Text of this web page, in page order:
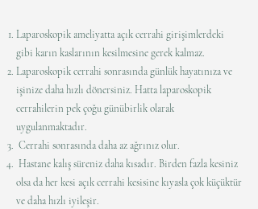
Laparoskopik ameliyatta açık cerrahi girişimlerdeki
gibi karın kaslarının kesilmesine gerek kalmaz.
Laparoskopik cerrahi sonrasında günlük hayatınıza ve
işinize daha hızlı dönersiniz. Hatta laparoskopik
cerrahilerin pek çoğu günübirlik olarak
uygulanmaktadır.
Cerrahi sonrasında daha az ağrınız olur.
Hastane kalış süreniz daha kısadır. Birden fazla kesiniz
olsa da her kesi açık cerrahi kesisine kıyasla çok küçüktür
ve daha hızlı iyileşir.